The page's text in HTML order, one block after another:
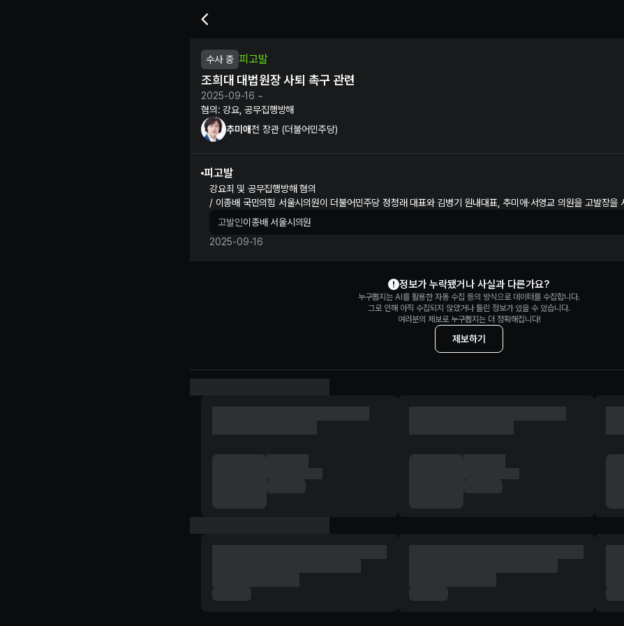
수사 중 피고발
조희대 대법원장 사퇴 촉구 관련
2025-09-16 ~
혐의:강요, 공무집행방해
추미애전 장관 (더불어민주당)
피고발
강요죄 및 공무집행방해 혐의
/ 이종배 국민의힘 서울시의원이 더불어민주당 정청래 대표와 김병기 원내대표, 추미애·서영교 의원을 고발장을
고발인이종배 서울시의원
2025-09-16
정보가 누락됐거나 사실과 다른가요?
누구뽑지는 AI를 활용한 자동 수집 등의 방식으로 데이터를 수집합니다.
그로 인해 아직 수집되지 않았거나 틀린 정보가 있을 수 있습니다.
여러분의 제보로 누구뽑지는 더 정확해집니다!
제보하기